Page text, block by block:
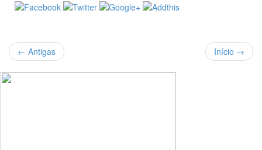
Início →
← Antigas